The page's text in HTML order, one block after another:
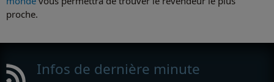
proche.
Infos de dernière minute